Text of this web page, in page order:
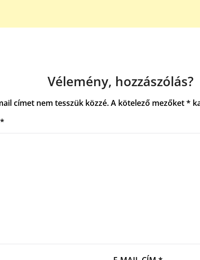
Vélemény, hozzászólás?
címet nem tesszük közzé.A kötelező mezőket*
*